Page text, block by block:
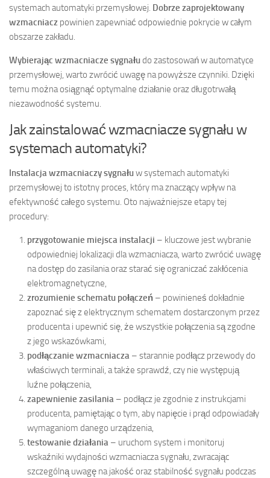
systemach automatyki przemysłowej. Dobrze zaprojektowany
wzmacniacz powinien zapewniać odpowiednie pokrycie w całym
obszarze zakładu.
Wybierając wzmacniacze sygnałudo zastosowań w automatyce
przemysłowej, warto zwrócić uwagę na powyższe czynniki. Dzięki
temu można osiągnąć optymalne działanie oraz długotrwałą
niezawodność systemu.
Jak zainstalować wzmacniacze sygnału w
systemach automatyki?
Instalacja wzmacniaczy sygnałuw systemach automatyki
przemysłowej to istotny proces, który ma znaczący wpływ na
efektywność całego systemu. Oto najważniejsze etapy tej
procedury:
przygotowanie miejsca instalacji – kluczowe jest wybranie
odpowiedniej lokalizacji dla wzmacniacza, warto zwrócić uwagę
na dostęp do zasilania oraz starać się ograniczać zakłócenia
elektromagnetyczne,
zrozumienie schematu połączeń – powinieneś dokładnie
zapoznać się z elektrycznym schematem dostarczonym przez
producenta i upewnić się, że wszystkie połączenia są zgodne
z jego wskazówkami,
podłączanie wzmacniacza – starannie podłącz przewody do
właściwych terminali, a także sprawdź, czy nie występują
luźne połączenia,
zapewnienie zasilania – podłącz je zgodnie z instrukcjami
producenta, pamiętając o tym, aby napięcie i prąd odpowiadały
wymaganiom danego urządzenia,
testowanie działania – uruchom system i monitoruj
wskaźniki wydajności wzmacniacza sygnału, zwracając
szczególną uwagę na jakość oraz stabilność sygnału podczas